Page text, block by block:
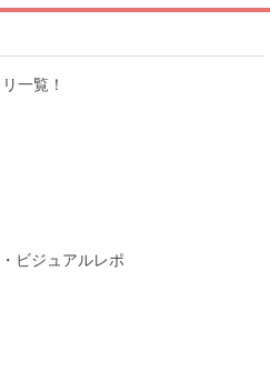
一覧！
ビジュアルレポ